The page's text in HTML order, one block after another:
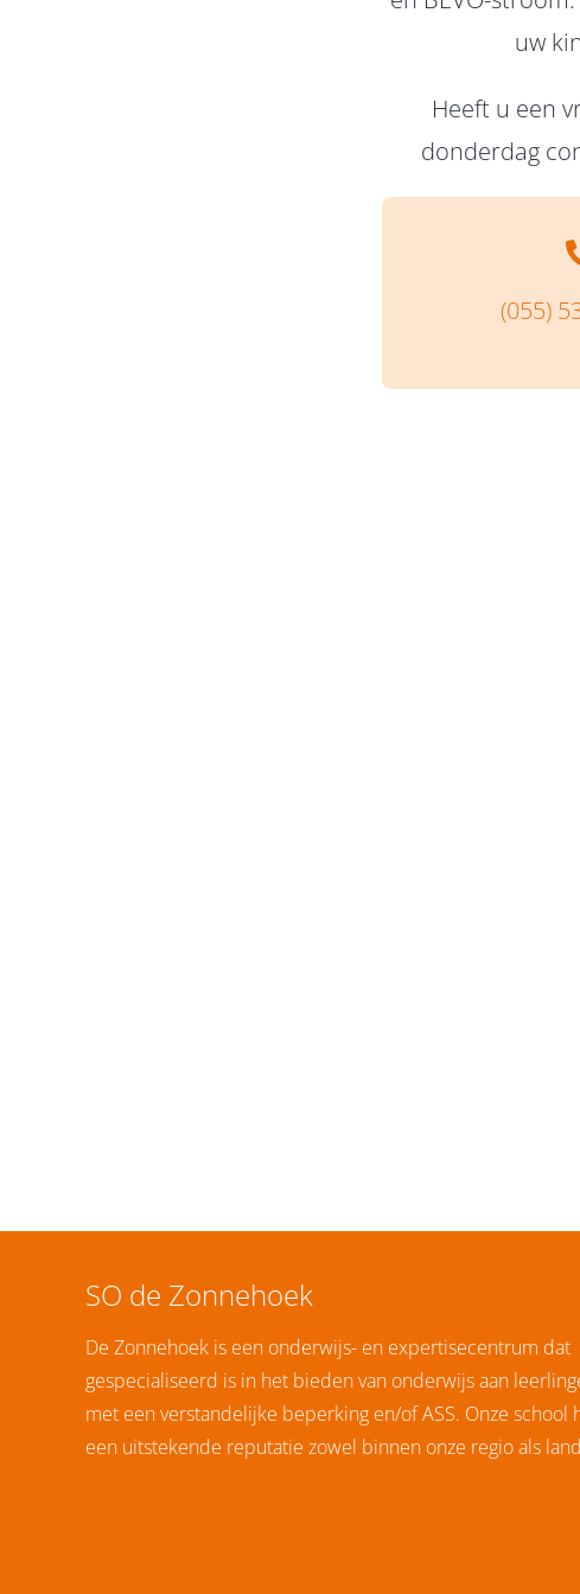
uw
Heeft u een
donderdag
(055)
SO de Zonnehoek
De Zonnehoek is een onderwijs- en expertisecentrum dat
gespecialiseerd is in het bieden van onderwijs aan
met een verstandelijke beperking en/of ASS. Onze school
een uitstekende reputatie zowel binnen onze regio als